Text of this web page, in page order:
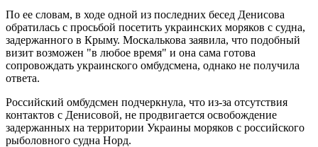
По ее словам, в ходе одной из последних бесед Денисова
обратилась с просьбой посетить украинских моряков с судна,
задержанного в Крыму. Москалькова заявила, что подобный
визит возможен "в любое время" и она сама готова
сопровождать украинского омбудсмена, однако не получила
ответа.
Российский омбудсмен подчеркнула, что из-за отсутствия
контактов с Денисовой, не продвигается освобождение
задержанных на территории Украины моряков с российского
рыболовного судна Норд.